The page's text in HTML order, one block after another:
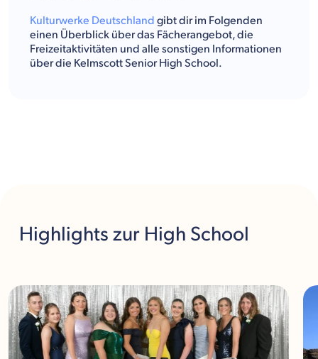
Kulturwerke Deutschland gibt dir im Folgenden
einen Überblick über das Fächerangebot, die
Freizeitaktivitäten und alle sonstigen Informationen
über die Kelmscott Senior High School.
Highlights zur High School